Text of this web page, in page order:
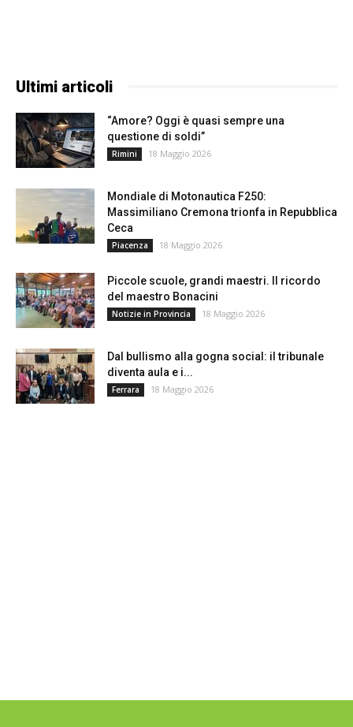
Ultimi articoli
“Amore? Oggi è quasi sempre una
questione di soldi”
Rimini 18 Maggio 2026
Mondiale di Motonautica F250:
Massimiliano Cremona trionfa in Repubblica
Ceca
Piacenza 18 Maggio 2026
Piccole scuole, grandi maestri. Il ricordo
del maestro Bonacini
Notizie in Provincia 18 Maggio 2026
Dal bullismo alla gogna social: il tribunale
diventa aula e i...
Ferrara 18 Maggio 2026